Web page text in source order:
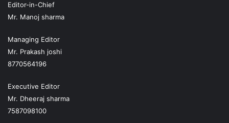
Editor-in-Chief
Mr. Manoj sharma
Managing Editor
Mr. Prakash joshi
8770564196
Executive Editor
Mr. Dheeraj sharma
7587098100